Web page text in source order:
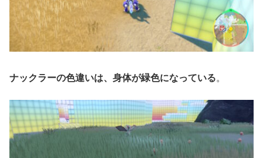
ナックラーの色違いは、身体が緑色になっている。